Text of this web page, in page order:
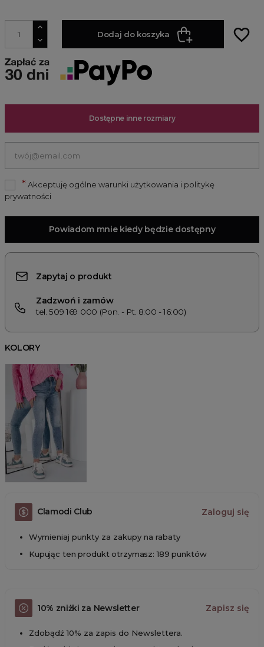
Dodaj do koszyka favorite_border
Dostępne inne rozmiary
* Akceptuję ogólne warunki użytkowania i politykę
prywatności
Powiadom mnie kiedy będzie dostępny
Zapytaj o produkt
Zadzwoń i zamów
tel. 509 169 000 (Pon. - Pt. 8:00 - 16:00)
KOLORY
Clamodi Club Zaloguj się
Wymieniaj punkty za zakupy na rabaty
Kupując ten produkt otrzymasz: 189 punktów
10% zniżki za Newsletter Zapisz się
Zdobądź 10% za zapis do Newslettera.